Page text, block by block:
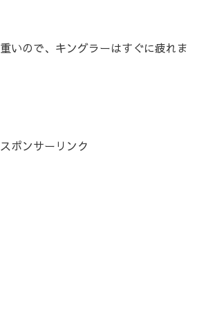
いので、キングラーはすぐに疲れま
スポンサーリンク